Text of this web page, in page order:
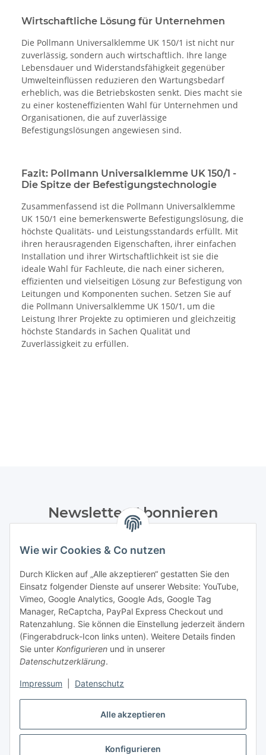
Alle akzeptieren
Konfigurieren
Wie wir Cookies & Co nutzen
Durch Klicken auf „Alle akzeptieren“ gestatten Sie den
Einsatz folgender Dienste auf unserer Website: YouTube,
Vimeo, Google Analytics, Google Ads, Google Tag
Manager, ReCaptcha, PayPal Express Checkout und
Ratenzahlung. Sie können die Einstellung jederzeit ändern
(Fingerabdruck-Icon links unten). Weitere Details finden
Sie unter Konfigurieren und in unserer
Datenschutzerklärung.
Impressum Datenschutz
Wirtschaftliche Lösung für Unternehmen
Die Pollmann Universalklemme UK 150/1 ist nicht nur
zuverlässig, sondern auch wirtschaftlich. Ihre lange
Lebensdauer und Widerstandsfähigkeit gegenüber
Umwelteinflüssen reduzieren den Wartungsbedarf
erheblich, was die Betriebskosten senkt. Dies macht sie
zu einer kosteneffizienten Wahl für Unternehmen und
Organisationen, die auf zuverlässige
Befestigungslösungen angewiesen sind.
Fazit: Pollmann Universalklemme UK 150/1 -
Die Spitze der Befestigungstechnologie
Zusammenfassend ist die Pollmann Universalklemme
UK 150/1 eine bemerkenswerte Befestigungslösung, die
höchste Qualitäts- und Leistungsstandards erfüllt. Mit
ihren herausragenden Eigenschaften, ihrer einfachen
Installation und ihrer Wirtschaftlichkeit ist sie die
ideale Wahl für Fachleute, die nach einer sicheren,
effizienten und vielseitigen Lösung zur Befestigung von
Leitungen und Komponenten suchen. Setzen Sie auf
die Pollmann Universalklemme UK 150/1, um die
Leistung Ihrer Projekte zu optimieren und gleichzeitig
höchste Standards in Sachen Qualität und
Zuverlässigkeit zu erfüllen.
Newsletter Abonnieren
Datenschutzerklärungregelmäßig und jederzeit widerruflich
Abonnieren
Informationen
Gesetzliche Informationen
Vertrag widerrufen